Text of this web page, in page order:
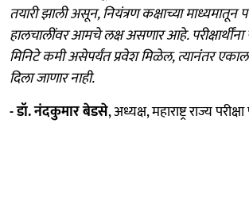
तयारी झाली असून, नियंत्रण कक्षाच्या माध्यमातून
हालचालींवर आमचे लक्ष असणार आहे.
मिनिटे कमी असेपर्यंत प्रवेश मिळेल, त्यानंंतर
दिला जाणार नाही.
- डॉ. नंदकुमार बेडसे, अध्यक्ष, महाराष्ट्र राज्य